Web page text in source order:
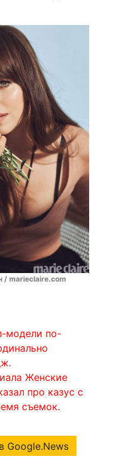
/ marieclaire.com
модели по-
Женские
про казус с
съемок.
Google.News